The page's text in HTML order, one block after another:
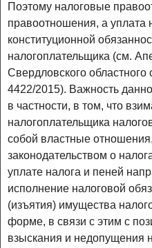
Поэтому налоговые
правоотношения, а уплата
конституционной
налогоплательщика (см.
Свердловского областного
4422/2015). Важность
в частности, в том, что
налогоплательщика
собой властные
законодательством о
уплате налога и пеней
исполнение налоговой
(изъятия) имущества
форме, в связи с этим с
взыскания и недопущения